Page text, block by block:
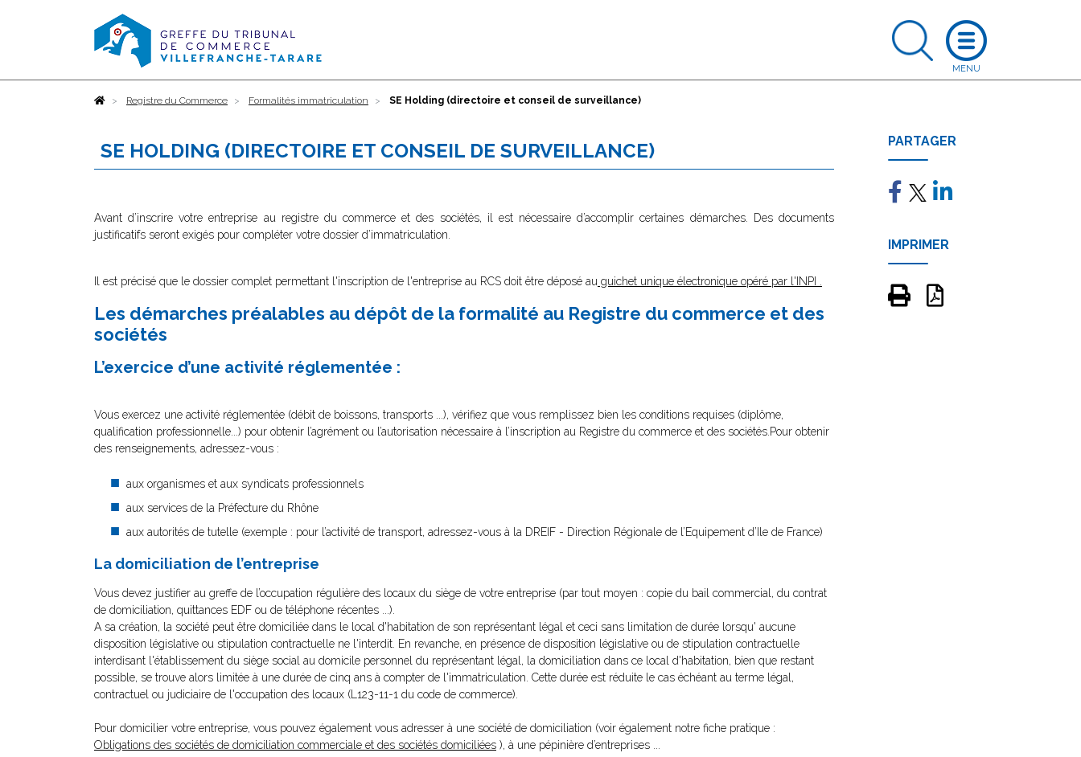
AccueilRegistre du Commerce Formalités immatriculation SE Holding (directoire et conseil de surveillance)
SE HOLDING (DIRECTOIRE ET CONSEIL DE SURVEILLANCE)
Avant d’inscrire votre entreprise au registre du commerce et des sociétés, il est nécessaire d’accomplir certaines démarches. Des documents
justificatifs seront exigés pour compléter votre dossier d’immatriculation.
Il est précisé que le dossier complet permettant l'inscription de l'entreprise au RCS doit être déposé au guichet unique électronique opéré par l'INPI
Les démarches préalables au dépôt de la formalité au Registre du commerce et des
sociétés
L’exercice d’une activité réglementée :
Vous exercez une activité réglementée (débit de boissons, transports ...), vérifiez que vous remplissez bien les conditions requises (diplôme,
qualification professionnelle...) pour obtenir l’agrément ou l’autorisation nécessaire à l’inscription au Registre du commerce et des sociétés.Pour obtenir
des renseignements, adressez-vous :
aux organismes et aux syndicats professionnels
aux services de la Préfecture du Rhône
aux autorités de tutelle (exemple : pour l’activité de transport, adressez-vous à la DREIF - Direction Régionale de l’Equipement d’Ile de France)
La domiciliation de l’entreprise
Vous devez justifier au greffe de l’occupation régulière des locaux du siège de votre entreprise (par tout moyen : copie du bail commercial, du contrat
de domiciliation, quittances EDF ou de téléphone récentes ...).
A sa création, la société peut être domiciliée dans le local d'habitation de son représentant légal et ceci sans limitation de durée lorsqu' aucune
disposition législative ou stipulation contractuelle ne l'interdit. En revanche, en présence de disposition législative ou de stipulation contractuelle
interdisant l'établissement du siège social au domicile personnel du représentant légal, la domiciliation dans ce local d'habitation, bien que restant
possible, se trouve alors limitée à une durée de cinq ans à compter de l'immatriculation. Cette durée est réduite le cas échéant au terme légal,
contractuel ou judiciaire de l'occupation des locaux (L123-11-1 du code de commerce).
Pour domicilier votre entreprise, vous pouvez également vous adresser à une société de domiciliation (voir également notre fiche pratique :
Obligations des sociétés de domiciliation commerciale et des sociétés domiciliées ), à une pépinière d’entreprises ...
PARTAGER
IMPRIMER